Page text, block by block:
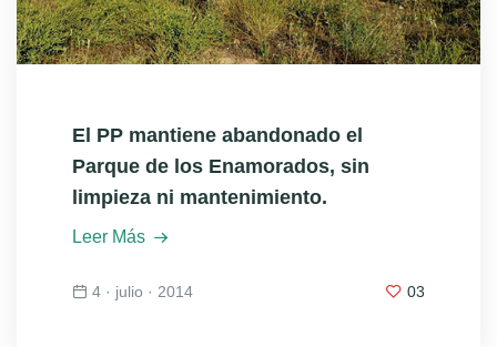
El PP mantiene abandonado el
Parque de los Enamorados, sin
limpieza ni mantenimiento.
Leer Más
4 · julio · 2014 03